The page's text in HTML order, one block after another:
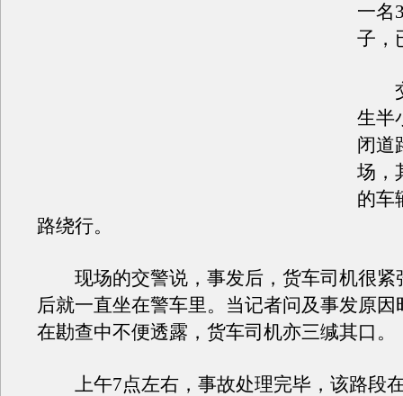
一名
子，
交
生半
闭道
场，
的车
路绕行。
现场的交警说，事发后，货车司机很紧
后就一直坐在警车里。当记者问及事发原因
在勘查中不便透露，货车司机亦三缄其口。
上午7点左右，事故处理完毕，该路段